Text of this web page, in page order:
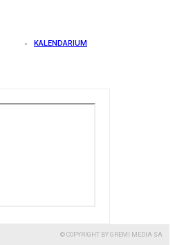
KALENDARIUM
© COPYRIGHT BY GREMI MEDIA SA